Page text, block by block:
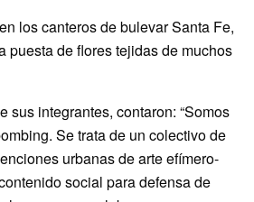
los canteros de bulevar Santa Fe,
puesta de flores tejidas de muchos
sus integrantes, contaron: “Somos
Se trata de un colectivo de
urbanas de arte efímero-
social para defensa de